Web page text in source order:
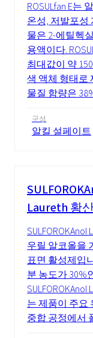
ROSULfan E는
온성, 저발포성
물은 2-에틸헥
용액이다.
최대값이 약
색 액체 형태로
물질 함량은
구성
알킬 설페이트
Laureth 황
우릴 알코올을
표면 활성제입
분 농도가 30%
는 제품이 주요
중합 공정에서